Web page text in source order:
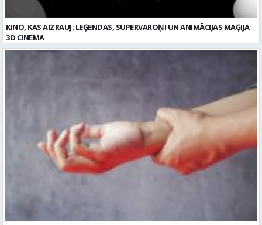
KINO, KAS AIZRAUJ: LEĢENDAS, SUPERVAROŅI UN ANIMĀCIJAS MAĢIJA
3D CINEMA